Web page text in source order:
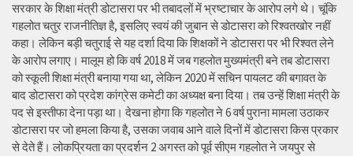
सरकार के शिक्षा मंत्री डोटासरा पर भी तबादलों में भ्रष्टाचार के आरोप लगे थे। चूंकि
गहलोत चतुर राजनीतिज्ञ है, इसलिए स्वयं की जुबान से डोटासरा को रिश्वतखोर नहीं
कहा। लेकिन बड़ी चतुराई से यह दर्शा दिया कि शिक्षकों ने डोटासरा पर भी रिश्वत लेने
के आरोप लगाए। मालूम हो कि वर्ष 2018 में जब गहलोत मुख्यमंत्री बने तब डोटासरा
को स्कूली शिक्षा मंत्री बनाया गया था, लेकिन 2020 में सचिन पायलट की बगावत के
बाद डोटासरा को प्रदेश कांग्रेस कमेटी का अध्यक्ष बना दिया। तब उन्हें शिक्षा मंत्री के
पद से इस्तीफा देना पड़ा था। देखना होगा कि गहलोत ने 6 वर्ष पुराना मामला उठाकर
डोटासरा पर जो हमला किया है, उसका जवाब आने वाले दिनों में डोटासरा किस प्रकार
से देते हैं। लोकप्रियता का प्रदर्शन 2 अगस्त को पूर्व सीएम गहलोत ने जयपुर से